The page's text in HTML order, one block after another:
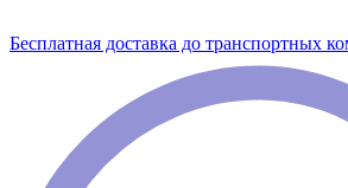
Бесплатная доставка до транспортных